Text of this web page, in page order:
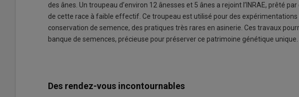
des ânes. Un troupeau d’environ 12 ânesses et 5 ânes a rejoint l’INRAE, prêté
de cette race à faible effectif. Ce troupeau est utilisé pour des
conservation de semence, des pratiques très rares en asinerie. Ces travaux
banque de semences, précieuse pour préserver ce patrimoine génétique unique.
Des rendez-vous incontournables